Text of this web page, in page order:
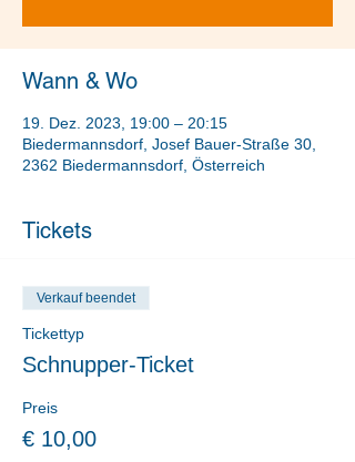
Wann & Wo
19. Dez. 2023, 19:00 – 20:15
Biedermannsdorf, Josef Bauer-Straße 30,
2362 Biedermannsdorf, Österreich
Tickets
Verkauf beendet
Tickettyp
Schnupper-Ticket
Preis
€ 10,00